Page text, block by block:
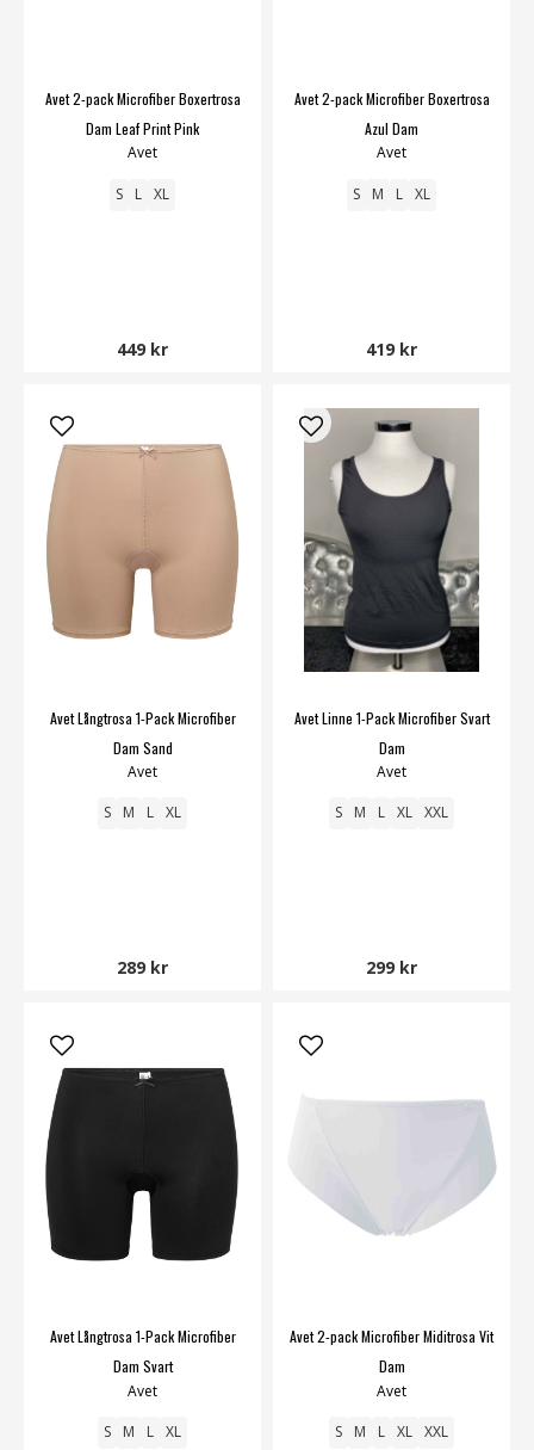
Avet 2-pack Microfiber Boxertrosa
Dam Leaf Print Pink
Avet
S L XL
449 kr
Avet 2-pack Microfiber Boxertrosa
Azul Dam
Avet
S M L XL
419 kr
Avet Långtrosa 1-Pack Microfiber
Dam Sand
Avet
S M L XL
289 kr
Avet Linne 1-Pack Microfiber Svart
Dam
Avet
S M L XL XXL
299 kr
Avet Långtrosa 1-Pack Microfiber
Dam Svart
Avet
S M L XL
Avet 2-pack Microfiber Miditrosa Vit
Dam
Avet
S M L XL XXL